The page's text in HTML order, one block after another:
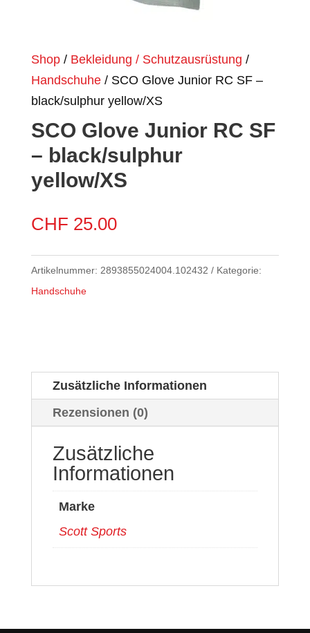
Shop/ Bekleidung / Schutzausrüstung /
Handschuhe/ SCO Glove Junior RC SF –
black/sulphur yellow/XS
SCO Glove Junior RC SF
– black/sulphur
yellow/XS
CHF 25.00
Artikelnummer: 2893855024004.102432
Kategorie:
Handschuhe
Zusätzliche Informationen
Rezensionen (0)
Zusätzliche
Informationen
Marke
Scott Sports